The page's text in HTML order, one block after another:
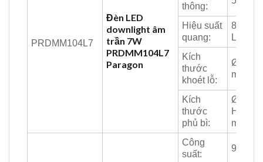
PRDMM104L7
Đèn LED
downlight âm
trần 7W
PRDMM104L7
Paragon
thông:
Hiệu suất
quang:
85
Lm/W
Kích
thước
khoét lỗ:
Ø90
mm
Kích
thước
phủ bì:
Ø104 x
H34
mm
Công
suất:
9W